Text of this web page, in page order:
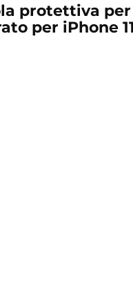
protettiva
per iPhone